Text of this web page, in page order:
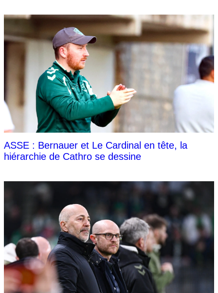
ASSE : Bernauer et Le Cardinal en tête, la
hiérarchie de Cathro se dessine